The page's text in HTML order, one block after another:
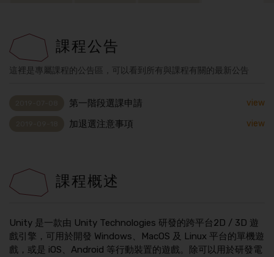
課程公告
這裡是專屬課程的公告區，可以看到所有與課程有關的最新公告
第一階段選課申請 view
加退選注意事項 view
課程概述
Unity 是一款由 Unity Technologies 研發的跨平台2D / 3D 遊
戲引擎，可用於開發 Windows、MacOS 及 Linux 平台的單機遊
戲，或是 iOS、Android 等行動裝置的遊戲。除可以用於研發電